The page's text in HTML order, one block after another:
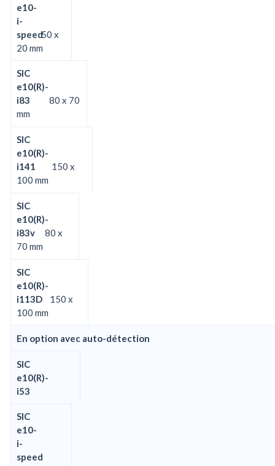
e10-
i-
speed50 x
20 mm
SIC
e10(R)-
i83
80 x 70
mm
SIC
e10(R)-
i141
150 x
100 mm
SIC
e10(R)-
i83v
80 x
70 mm
SIC
e10(R)-
i113D
150 x
100 mm
En option avec auto-détection
SIC
e10(R)-
i53
SIC
e10-
i-
speed